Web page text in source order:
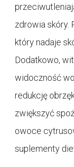
zdrowia skóry.
który nadaje
Dodatkowo,
widoczność
redukcję
zwiększyć
owoce
suplementy